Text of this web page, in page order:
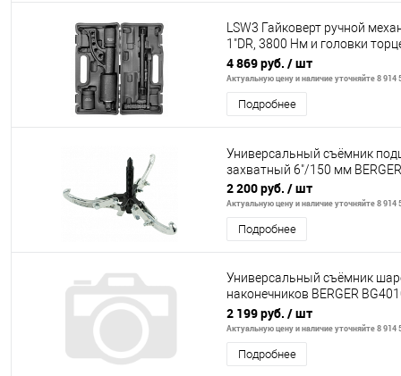
LSW3 Гайковерт ручной
1"DR, 3800 Нм и головки
мм
4 869 руб. / шт
Актуальную цену и наличие уточняйте 8 914
Подробнее
Универсальный съёмник
захватный 6"/150 мм
2 200 руб. / шт
Актуальную цену и наличие уточняйте 8 914
Подробнее
Универсальный съёмник
наконечников BERGER
(10702070/120424/3139863,
2 199 руб. / шт
Актуальную цену и наличие уточняйте 8 914
Подробнее